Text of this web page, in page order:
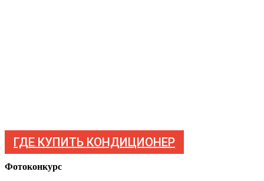
ГДЕ КУПИТЬ КОНДИЦИОНЕР
Фотоконкурс